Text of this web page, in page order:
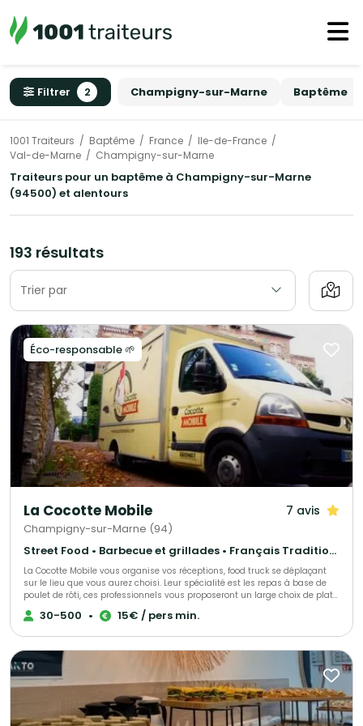
Filtrer 2 Champigny-sur-Marne Baptême
1001 Traiteurs Baptême France
Ile-de-France
Val-de-Marne
Champigny-sur-Marne
Traiteurs pour un baptême à Champigny-sur-Marne
(94500) et alentours
193 résultats
Trier par
Éco-responsable 🌱
La Cocotte Mobile 7 avis
Champigny-sur-Marne (94)
Street Food • Barbecue et grillades • Français Traditionnel
La Cocotte Mobile vous organise vos réceptions, food truck se déplaçant
sur le lieu que vous aurez choisi. Leur spécialité est les repas à base de
poulet de rôti, ces professionnels vous proposeront un large choix de plats,
tout est personnalisable et fait maison. Pour plus d’informations précises,
contactez-les !
30-500 • 15€ / pers min.